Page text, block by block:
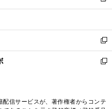
開
ウ
開
く
ン
ウ
で
開
く
ウ
ン
ド
ウ
で
し
ウ
ィ
ン
ド
く
新
し
い
ド
新
ィ
信サービスが、著作権者からコンテ